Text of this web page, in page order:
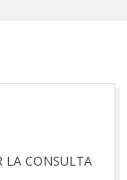
LA CONSULTA